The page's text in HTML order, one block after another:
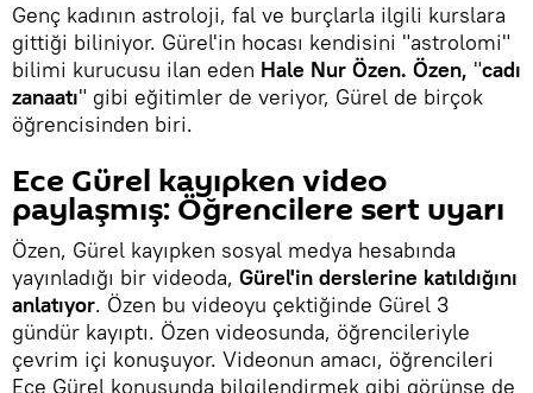
Genç kadının astroloji, fal ve burçlarla ilgili kurslara
gittiği biliniyor. Gürel'in hocası kendisini "astrolomi"
bilimi kurucusu ilan eden Hale Nur Özen. Özen, "cadı
zanaatı" gibi eğitimler de veriyor, Gürel de birçok
öğrencisinden biri.
Ece Gürel kayıpken video
paylaşmış: Öğrencilere sert uyarı
Özen, Gürel kayıpken sosyal medya hesabında
yayınladığı bir videoda, Gürel'in derslerine katıldığını
anlatıyor. Özen bu videoyu çektiğinde Gürel 3
gündür kayıptı. Özen videosunda, öğrencileriyle
çevrim içi konuşuyor. Videonun amacı, öğrencileri
Ece Gürel konusunda bilgilendirmek gibi görünse de